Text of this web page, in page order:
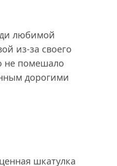
любимой
из-за своего
не помешало
дорогими
шкатулка